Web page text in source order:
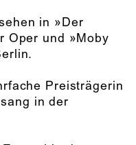
in »Der
Oper und »Moby
Preisträgerin
in der